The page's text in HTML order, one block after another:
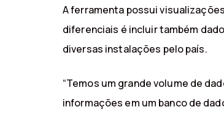
A ferramenta possui
diferenciais é incluir também
diversas instalações pelo país.
“Temos um grande volume de
informações em um banco de